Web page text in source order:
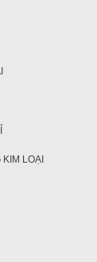
LOẠI